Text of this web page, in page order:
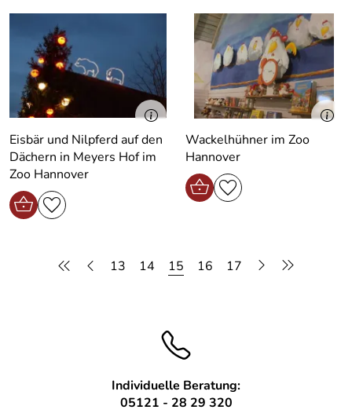
Eisbär und Nilpferd auf den
Dächern in Meyers Hof im
Zoo Hannover
Wackelhühner im Zoo
Hannover
13 14 15 16 17
Individuelle Beratung:
05121 - 28 29 320